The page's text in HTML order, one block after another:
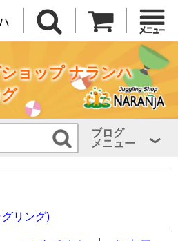
ョップ ナランハ
ブログ
メニュー
リング)